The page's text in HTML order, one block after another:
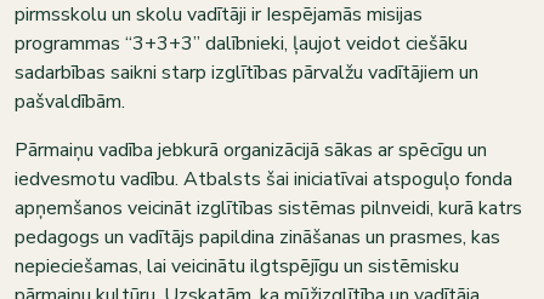
pirmsskolu un skolu vadītāji ir Iespējamās misijas
programmas “3+3+3” dalībnieki, ļaujot veidot ciešāku
sadarbības saikni starp izglītības pārvalžu vadītājiem un
pašvaldībām.
Pārmaiņu vadība jebkurā organizācijā sākas ar spēcīgu un
iedvesmotu vadību. Atbalsts šai iniciatīvai atspoguļo fonda
apņemšanos veicināt izglītības sistēmas pilnveidi, kurā katrs
pedagogs un vadītājs papildina zināšanas un prasmes, kas
nepieciešamas, lai veicinātu ilgtspējīgu un sistēmisku